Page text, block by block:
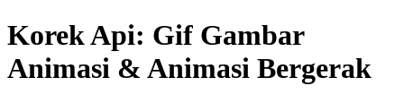
Korek Api: Gif Gambar
Animasi & Animasi Bergerak